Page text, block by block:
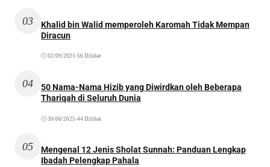
03
Khalid bin Walid memperoleh Karomah Tidak Mempan
Diracun
02/09/2021 •56 Dilihat
04
50 Nama-Nama Hizib yang Diwirdkan oleh Beberapa
Thariqah di Seluruh Dunia
30/06/2025 •44 Dilihat
05
Mengenal 12 Jenis Sholat Sunnah: Panduan Lengkap
Ibadah Pelengkap Pahala